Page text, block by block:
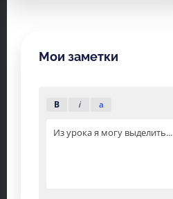
Мои заметки
B i a
Из урока я могу выделить...